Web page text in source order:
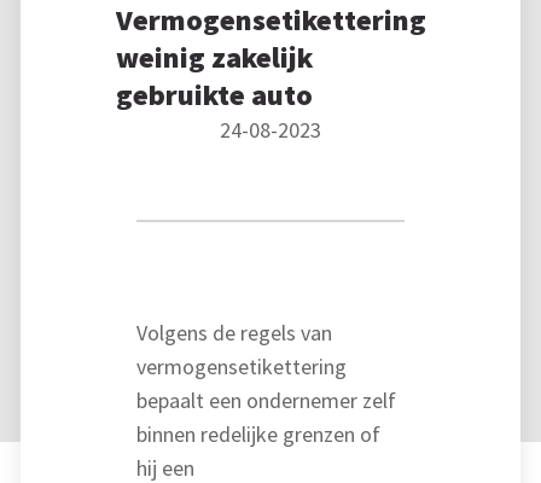
Vermogensetikettering
weinig zakelijk
gebruikte auto
24-08-2023
Volgens de regels van
vermogensetikettering
bepaalt een ondernemer zelf
binnen redelijke grenzen of
hij een